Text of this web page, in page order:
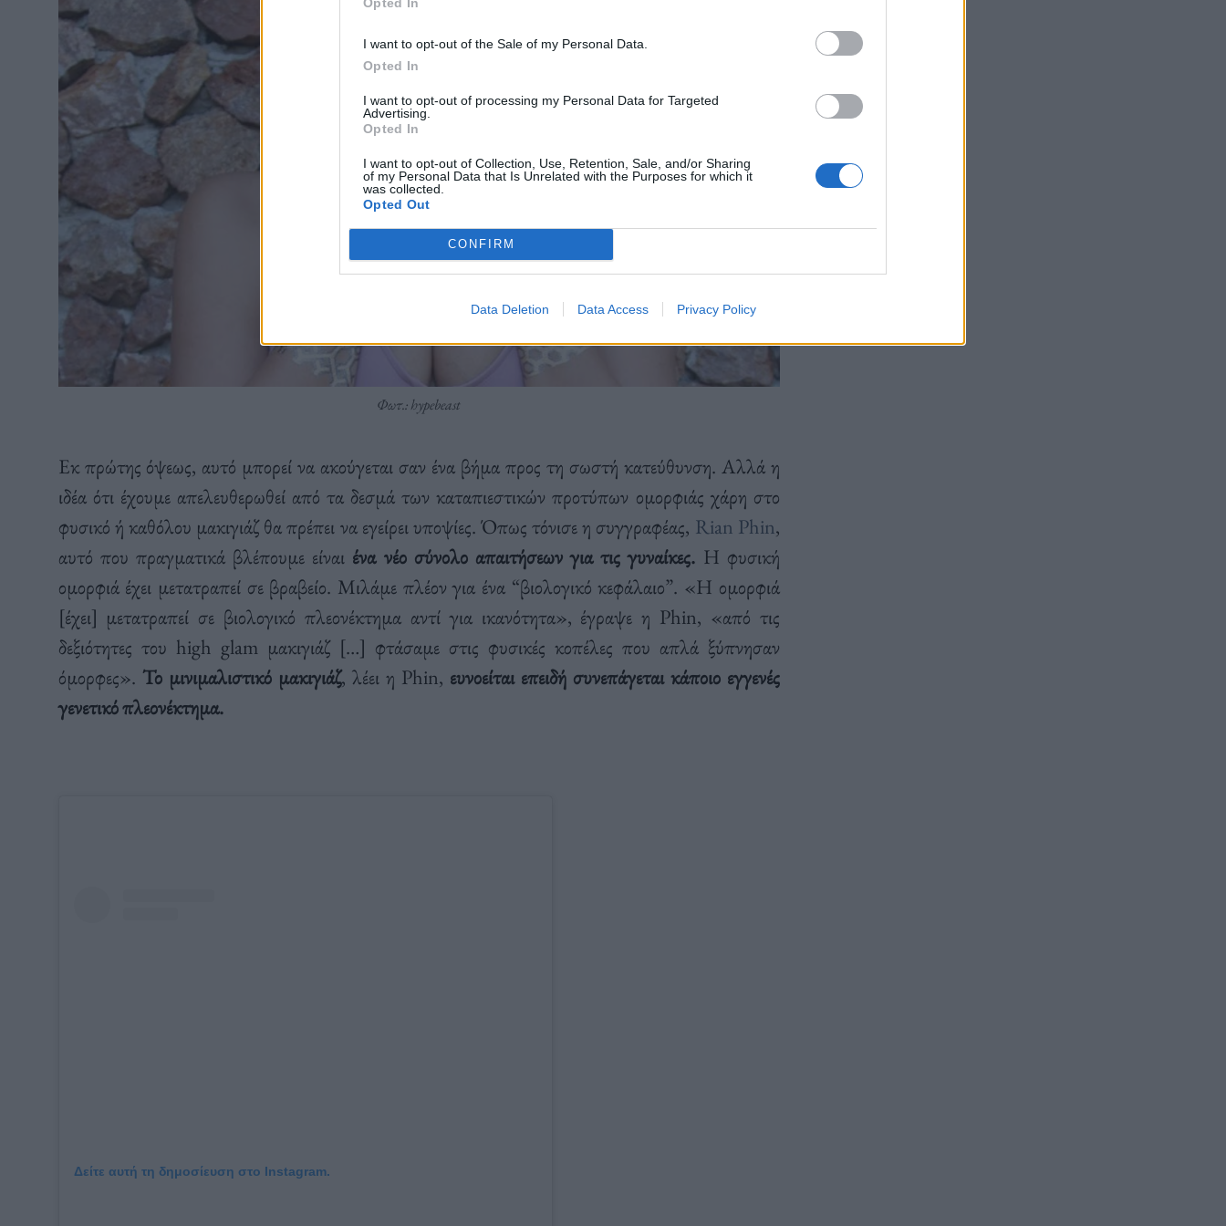
I want to opt-out of the Sale of my Personal Data.
Opted In
I want to opt-out of processing my Personal Data for Targeted
Advertising.
Opted In
I want to opt-out of Collection, Use, Retention, Sale, and/or Sharing
of my Personal Data that Is Unrelated with the Purposes for which it
was collected.
Opted Out
CONFIRM
Data Deletion Data Access Privacy Policy
Φωτ.: hypebeast
Εκ πρώτης όψεως, αυτό μπορεί να ακούγεται σαν ένα βήμα προς τη σωστή κατεύθυνση. Αλλά η
ιδέα ότι έχουμε απελευθερωθεί από τα δεσμά των καταπιεστικών προτύπων ομορφιάς χάρη στο
φυσικό ή καθόλου μακιγιάζ θα πρέπει να εγείρει υποψίες. Όπως τόνισε η συγγραφέας, Rian Phin,
αυτό που πραγματικά βλέπουμε είναι ένα νέο σύνολο απαιτήσεων για τις γυναίκες. Η φυσική
ομορφιά έχει μετατραπεί σε βραβείο. Μιλάμε πλέον για ένα “βιολογικό κεφάλαιο”. «Η ομορφιά
[έχει] μετατραπεί σε βιολογικό πλεονέκτημα αντί για ικανότητα», έγραψε η Phin, «από τις
δεξιότητες του high glam μακιγιάζ […] φτάσαμε στις φυσικές κοπέλες που απλά ξύπνησαν
όμορφες». Το μινιμαλιστικό μακιγιάζ, λέει η Phin, ευνοείται επειδή συνεπάγεται κάποιο εγγενές
γενετικό πλεονέκτημα.
Δείτε αυτή τη δημοσίευση στο Instagram.